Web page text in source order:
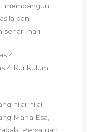
membangun
dan
hari.
4
4 Kurikulum
nilai-nilai
Maha Esa,
Persatuan